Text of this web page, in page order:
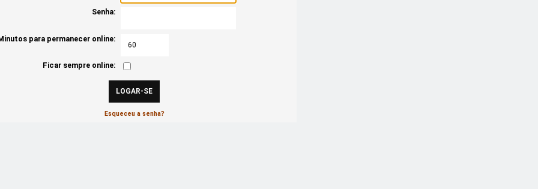
Senha:
para permanecer online:
Ficar sempre online:
Esqueceu a senha?